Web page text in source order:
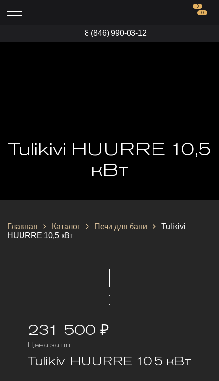
0
0
8 (846) 990-03-12
Tulikivi HUURRE 10,5
кВт
Главная Каталог Печи для бани
Tulikivi
HUURRE 10,5 кВт
231 500 ₽
Цена за шт.
Tulikivi HUURRE 10,5 кВт